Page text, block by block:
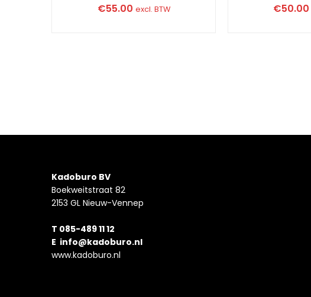
€55.00 excl. BTW €50.00
Kadoburo BV
Boekweitstraat 82
2153 GL Nieuw-Vennep
T 085-489 11 12
E info@kadoburo.nl
www.kadoburo.nl